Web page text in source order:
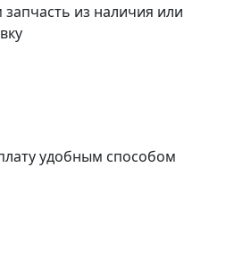
из наличия или
удобным способом